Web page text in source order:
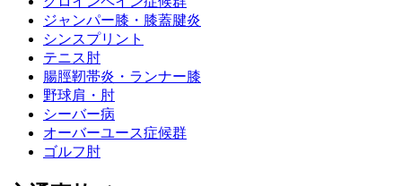
ジャンパー膝・膝蓋腱炎
シンスプリント
テニス肘
腸脛靭帯炎・ランナー膝
野球肩・肘
シーバー病
オーバーユース症候群
ゴルフ肘